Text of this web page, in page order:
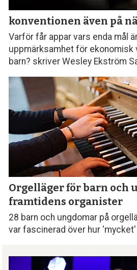
konventionen även på
Varför får appar vars enda mål
uppmärksamhet för ekonomisk
barn? skriver Wesley Ekström
Orgelläger för barn och
framtidens organister
28 barn och ungdomar på
var fascinerad över hur 'mycket'